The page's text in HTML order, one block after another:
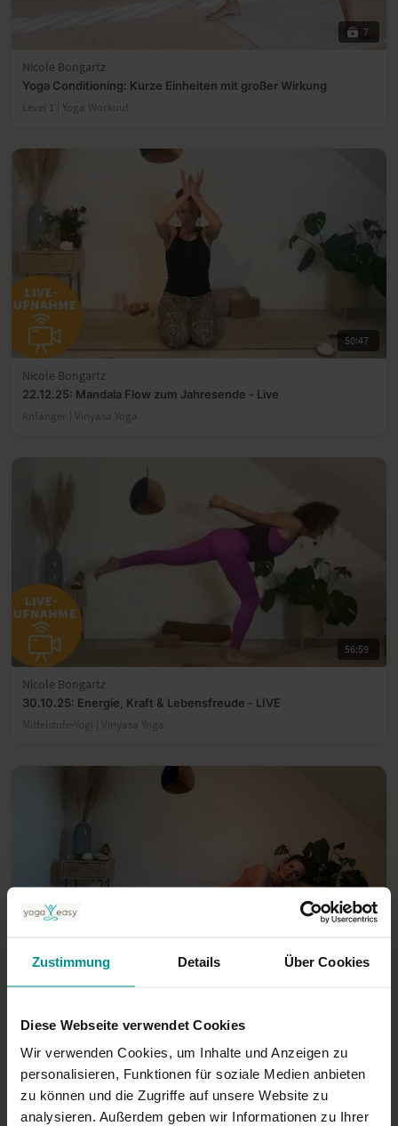
Zustimmung Details Über Cookies
Diese Webseite verwendet Cookies
Wir verwenden Cookies, um Inhalte und Anzeigen zu
personalisieren, Funktionen für soziale Medien anbieten
zu können und die Zugriffe auf unsere Website zu
analysieren. Außerdem geben wir Informationen zu Ihrer
7
Nicole Bongartz
Yoga Conditioning: Kurze Einheiten mit großer Wirkung
Level 1 | Yoga Workout
50:47
Nicole Bongartz
22.12.25: Mandala Flow zum Jahresende - Live
Anfänger | Vinyasa Yoga
56:59
Nicole Bongartz
30.10.25: Energie, Kraft & Lebensfreude - LIVE
Mittelstufe-Yogi | Vinyasa Yoga
50:50
Nicole Bongartz
Anfänger | Vinyasa Yoga